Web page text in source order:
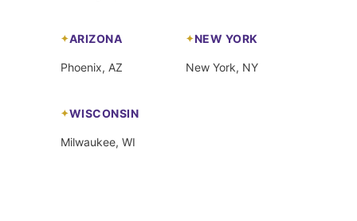
ARIZONA
Phoenix, AZ
NEW YORK
New York, NY
WISCONSIN
Milwaukee, WI